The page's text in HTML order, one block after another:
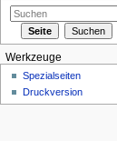
Werkzeuge
Spezialseiten
Druckversion